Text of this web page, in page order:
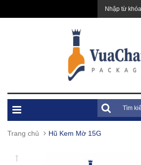
Trang chủ Hũ Kem Mờ 15G